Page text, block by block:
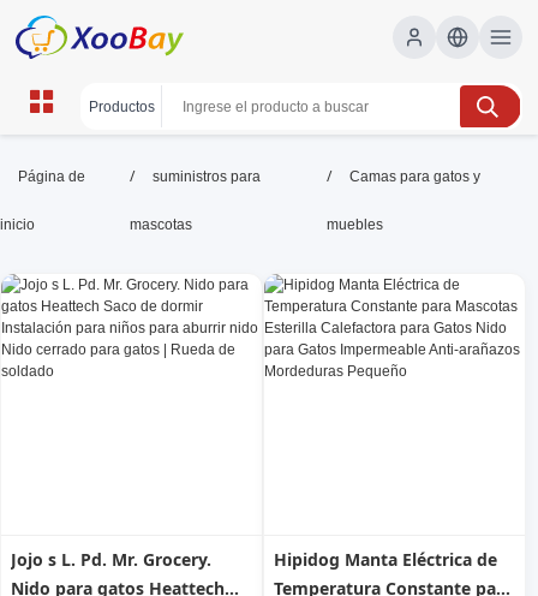
Camas para gatos y muebles |
XOOBAY B2B/B2C Marketplace
felino, wholesale Camas para gatos y muebles,
XOOBAY
SEO:camas para gatos
Página de
inicio
/ suministros para
mascotas
/ Camas para gatos y
muebles
Jojo s L. Pd. Mr. Grocery.
Nido para gatos Heattech
Hipidog Manta Eléctrica de
Temperatura Constante para